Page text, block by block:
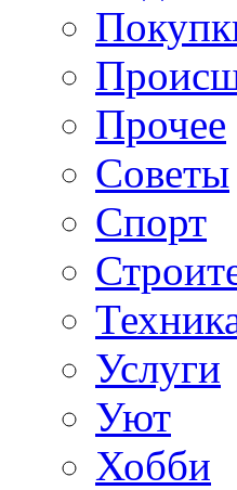
Прочее
Советы
Спорт
Услуги
Уют
Хобби